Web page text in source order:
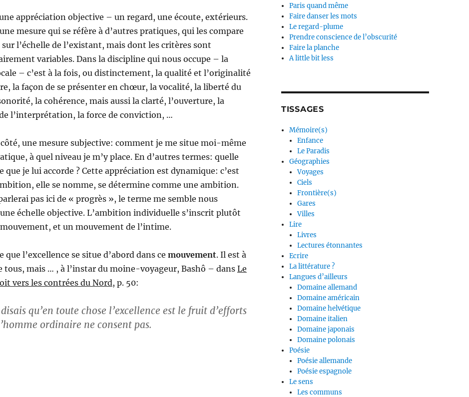
appréciation objective – un regard, une écoute, extérieurs.
mesure qui se réfère à d’autres pratiques, qui les compare
l’échelle de l’existant, mais dont les critères sont
variables. Dans la discipline qui nous occupe – la
– c’est à la fois, ou distinctement, la qualité et l’originalité
la façon de se présenter en chœur, la vocalité, la liberté du
la cohérence, mais aussi la clarté, l’ouverture, la
l’interprétation, la force de conviction, …
côté, une mesure subjective: comment je me situe moi-même
à quel niveau je m’y place. En d’autres termes: quelle
que je lui accorde ? Cette appréciation est dynamique: c’est
elle se nomme, se détermine comme une ambition.
pas ici de « progrès », le terme me semble nous
échelle objective. L’ambition individuelle s’inscrit plutôt
et un mouvement de l’intime.
que l’excellence se situe d’abord dans ce mouvement. Il est à
tous, mais … , à l’instar du moine-voyageur, Bashô – dans Le
vers les contrées du Nord, p. 50:
qu’en toute chose l’excellence est le fruit d’efforts
ordinaire ne consent pas.
Paris quand même
Faire danser les mots
Le regard-plume
Prendre conscience de l’obscurité
Faire la planche
A little bit less
TISSAGES
Mémoire(s)
Enfance
Le Paradis
Géographies
Voyages
Ciels
Frontière(s)
Gares
Villes
Lire
Livres
Lectures étonnantes
Ecrire
La littérature ?
Langues d’ailleurs
Domaine allemand
Domaine américain
Domaine helvétique
Domaine italien
Domaine japonais
Domaine polonais
Poésie
Poésie allemande
Poésie espagnole
Le sens
Les communs